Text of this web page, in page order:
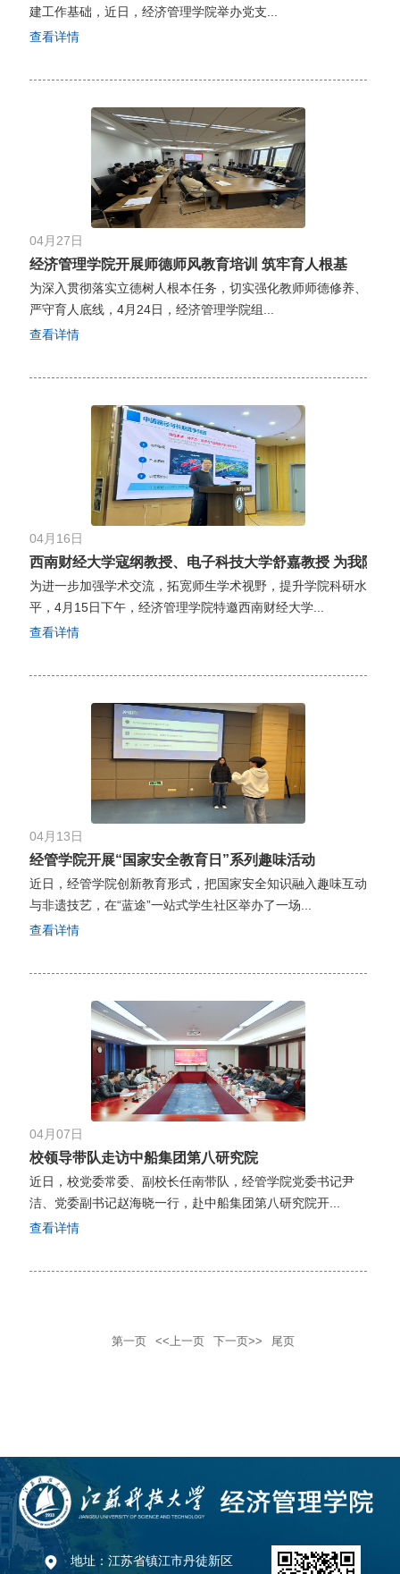
建工作基础，近日，经济管理学院举办党支...
查看详情
04月27日
经济管理学院开展师德师风教育培训 筑牢育人根基
为深入贯彻落实立德树人根本任务，切实强化教师师德修养、
严守育人底线，4月24日，经济管理学院组...
查看详情
04月16日
西南财经大学寇纲教授、电子科技大学舒嘉教授 为我院师
为进一步加强学术交流，拓宽师生学术视野，提升学院科研水
平，4月15日下午，经济管理学院特邀西南财经大学...
查看详情
04月13日
经管学院开展“国家安全教育日”系列趣味活动
近日，经管学院创新教育形式，把国家安全知识融入趣味互动
与非遗技艺，在“蓝途”一站式学生社区举办了一场...
查看详情
04月07日
校领导带队走访中船集团第八研究院
近日，校党委常委、副校长任南带队，经管学院党委书记尹
洁、党委副书记赵海晓一行，赴中船集团第八研究院开...
查看详情
第一页 <<上一页 下一页>> 尾页
地址：江苏省镇江市丹徒新区